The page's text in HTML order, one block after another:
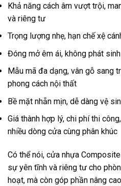
Khả năng cách âm vượt trội,
và riêng tư
Trọng lượng nhẹ, hạn chế xệ
Đóng mở êm ái, không phát
Mẫu mã đa dạng, vân gỗ sang
phong cách nội thất
Bề mặt nhẵn mịn, dễ dàng vệ
Giá thành hợp lý, chi phí thi
nhiều dòng cửa cùng phân khúc
Có thể nói, cửa nhựa
sự yên tĩnh và riêng tư cho
hoạt, mà còn góp phần nâng